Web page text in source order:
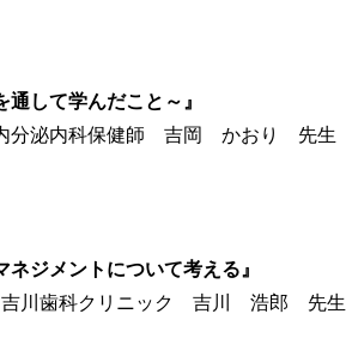
通して学んだこと～』
内分泌内科保健師 吉岡 かおり 先生
ネジメントについて考える』
川歯科クリニック 吉川 浩郎 先生